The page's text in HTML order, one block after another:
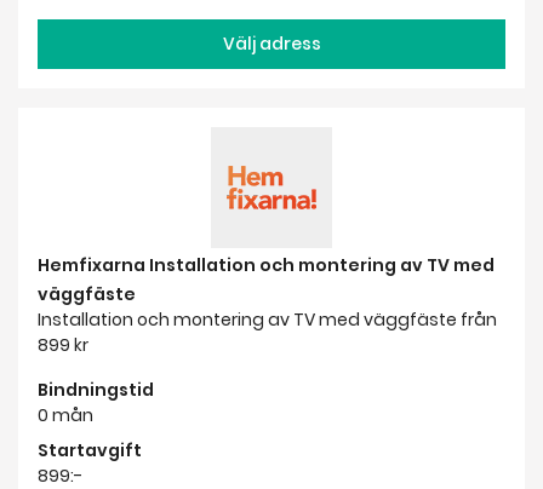
Välj adress
Hemfixarna Installation och montering av TV med
väggfäste
Installation och montering av TV med väggfäste från
899 kr
Bindningstid
0 mån
Startavgift
899:-